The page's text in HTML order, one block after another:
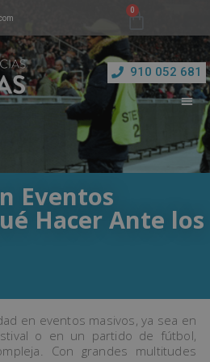
910 052 681
Eventos
Hacer Ante los
en eventos masivos, ya sea en
o en un partido de fútbol,
Con grandes multitudes